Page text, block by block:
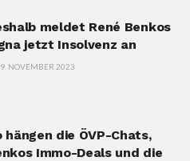
meldet René Benkos
jetzt Insolvenz an
NOVEMBER 2023
hängen die ÖVP-Chats,
Immo-Deals und die